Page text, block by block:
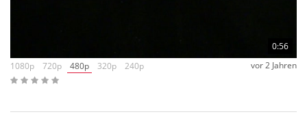
0:56
1080p
720p 480p 320p 240p vor 2 Jahren